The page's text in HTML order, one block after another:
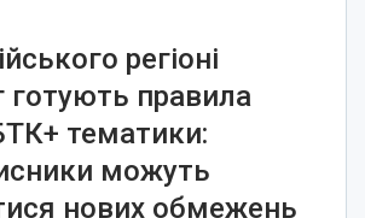
регіоні
готують правила
тематики:
можуть
нових обмежень